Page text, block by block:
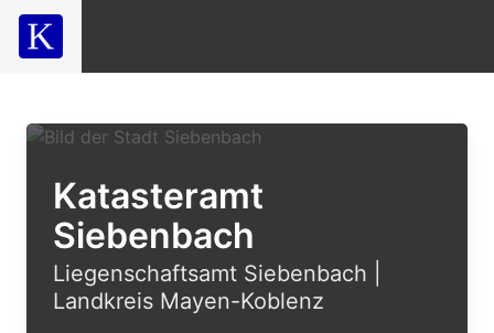
Katasteramt
Siebenbach
Liegenschaftsamt Siebenbach |
Landkreis Mayen-Koblenz